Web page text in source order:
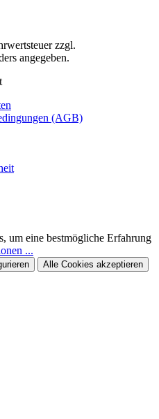
zzgl.
angegeben.
(AGB)
um eine bestmögliche Erfahrung
...
Alle Cookies akzeptieren